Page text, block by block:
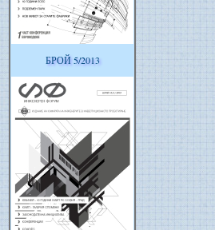
БРОЙ 5/2013